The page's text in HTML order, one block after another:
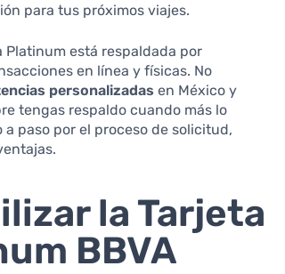
para tus próximos viajes.
Platinum está respaldada por
en línea y físicas. No
personalizadas en México y
tengas respaldo cuando más lo
paso por el proceso de solicitud,
la Tarjeta
BBVA